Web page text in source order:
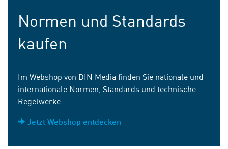
Normen und Standards
kaufen
Im Webshop von DIN Media finden Sie nationale und
internationale Normen, Standards und technische
Regelwerke.
Jetzt Webshop entdecken